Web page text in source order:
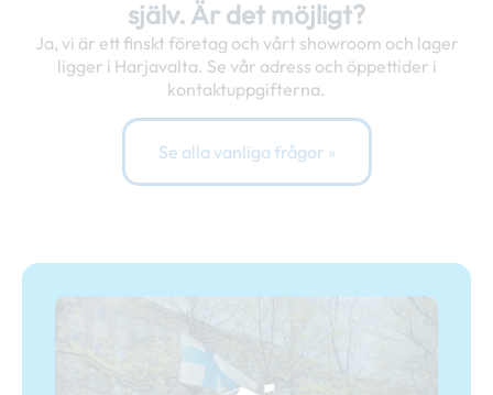
själv. Är det möjligt?
Ja, vi är ett finskt företag och vårt showroom och lager
ligger i Harjavalta. Se vår adress och öppettider i
kontaktuppgifterna.
Se alla vanliga frågor »